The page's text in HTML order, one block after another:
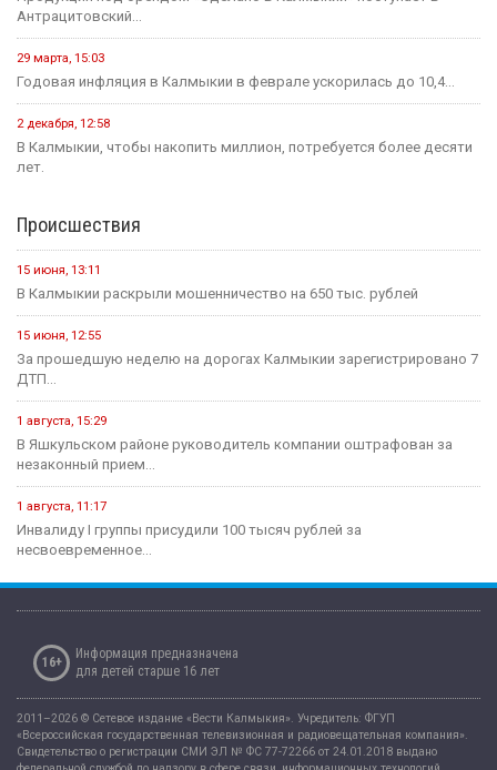
Антрацитовский...
29 марта, 15:03
Годовая инфляция в Калмыкии в феврале ускорилась до 10,4...
2 декабря, 12:58
В Калмыкии, чтобы накопить миллион, потребуется более десяти
лет.
Происшествия
15 июня, 13:11
В Калмыкии раскрыли мошенничество на 650 тыс. рублей
15 июня, 12:55
За прошедшую неделю на дорогах Калмыкии зарегистрировано 7
ДТП...
1 августа, 15:29
В Яшкульском районе руководитель компании оштрафован за
незаконный прием...
1 августа, 11:17
Инвалиду I группы присудили 100 тысяч рублей за
несвоевременное...
16+
Информация предназначена
для детей старше 16 лет
2011–2026 © Сетевое издание «Вести Калмыкия». Учредитель: ФГУП
«Всероссийская государственная телевизионная и радиовещательная компания».
Свидетельство о регистрации СМИ ЭЛ № ФС 77-72266 от 24.01.2018 выдано